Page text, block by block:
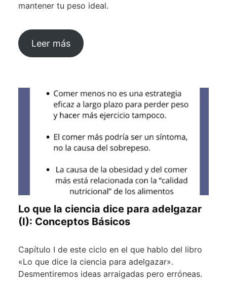
mantener tu peso ideal.
Leer más
Lo que la ciencia dice para adelgazar
(I): Conceptos Básicos
Capítulo I de este ciclo en el que hablo del libro
«Lo que dice la ciencia para adelgazar».
Desmentiremos ideas arraigadas pero erróneas.